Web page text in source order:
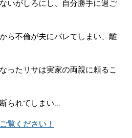
いがしろにし、自分勝手に過ご
ら不倫が夫にバレてしまい、離
ったリサは実家の両親に頼るこ
られてしまい…
覧ください！